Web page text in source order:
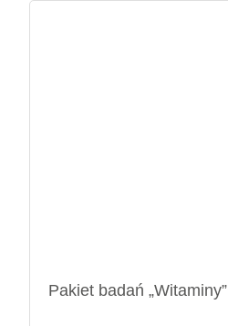
Pakiet badań „Witaminy”